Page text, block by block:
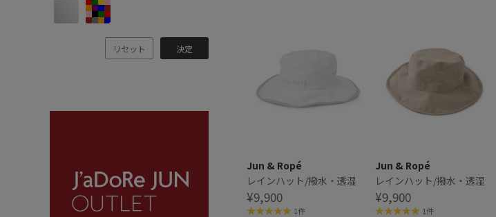
リセット 決定
Jun & Ropé
レインハット/撥水・透湿
¥9,900
1件
Jun & Ropé
レインハット/撥水・透湿
¥9,900
1件